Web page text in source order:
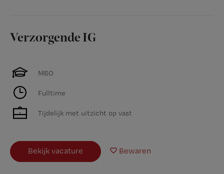
Verzorgende IG
MBO
Fulltime
Tijdelijk met uitzicht op vast
Bekijk vacature Bewaren